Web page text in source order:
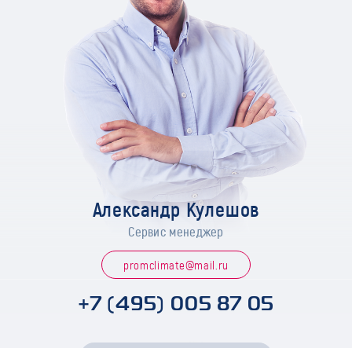
Александр Кулешов
Сервис менеджер
promclimate@mail.ru
+7 (495) 005 87 05